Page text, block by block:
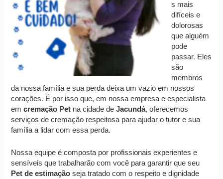
s mais
difíceis e
dolorosas
que alguém
pode
passar. Eles
são
membros
da nossa família e sua perda deixa um vazio em nossos
corações. É por isso que, em nossa empresa e especialista
emcremação Pet na cidade deJacundá, oferecemos
serviços de cremação respeitosa para ajudar o tutor e sua
família a lidar com essa perda.
Nossa equipe é composta por profissionais experientes e
sensíveis que trabalharão com você para garantir que seu
Pet de estimação seja tratado com o respeito e dignidade